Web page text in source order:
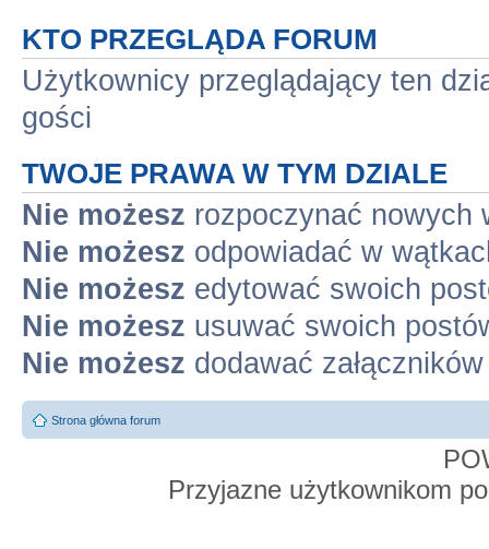
KTO PRZEGLĄDA FORUM
Użytkownicy przeglądający ten
gości
TWOJE PRAWA W TYM DZIALE
Nie możesz rozpoczynać nowych
Nie możesz odpowiadać w
Nie możesz edytować swoich
Nie możesz usuwać swoich
Nie możesz dodawać załączników
Strona główna forum
Przyjazne użytkownikom